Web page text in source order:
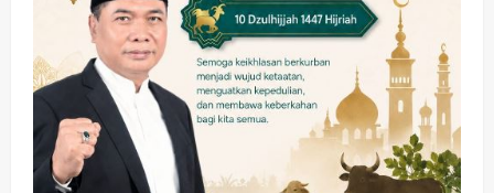
3
PWI dan Sapma PP Sidoarjo
Memanaskan Mesin Menuju Piala
Soccer
wartanusa 5 Agustus 2026
Ekonomi Hiburan Pemerintahan
HOT NEWS: Ribuan Warga Wage
Tumplek Blek di Bazar Rakyat Jalan
Jambu, Borong Kuliner UMKM Sambil